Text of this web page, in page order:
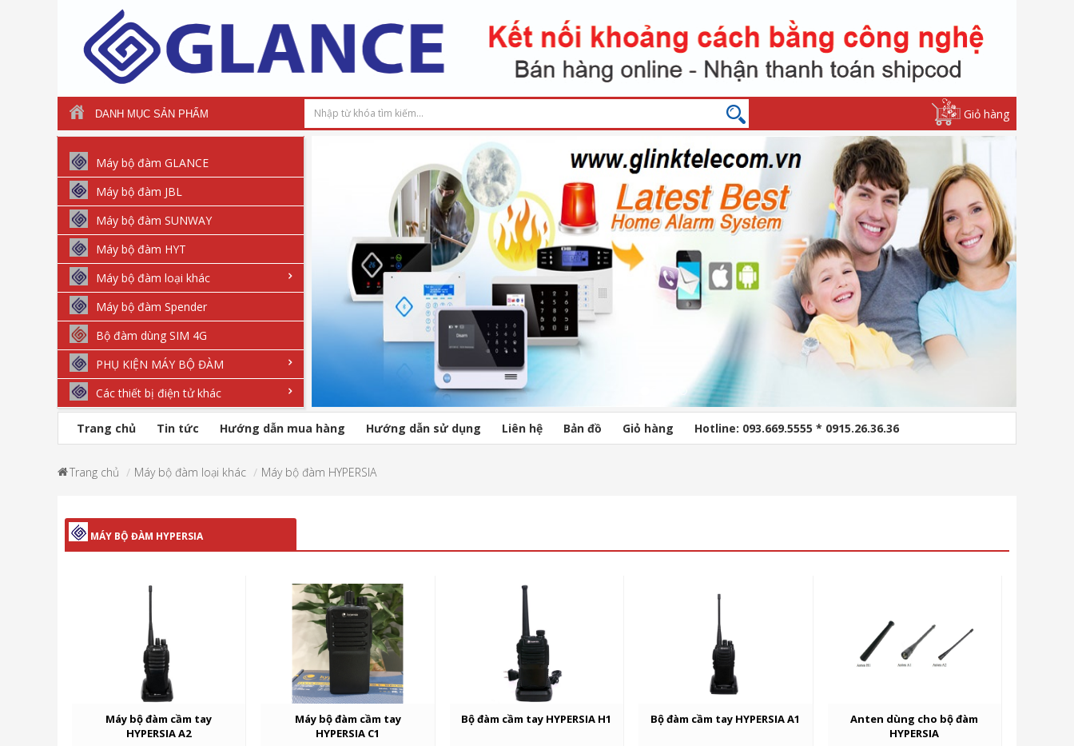
DANH MỤC SẢN PHẨM Giỏ hàng
Máy bộ đàm GLANCE
Máy bộ đàm JBL
Máy bộ đàm SUNWAY
Máy bộ đàm HYT
Máy bộ đàm loại khác
Máy bộ đàm Spender
Bộ đàm dùng SIM 4G
PHỤ KIỆN MÁY BỘ ĐÀM
Các thiết bị điện tử khác
Trang chủ Tin tức Hướng dẫn mua hàng Hướng dẫn sử dụng Liên hệ Bản đồ Giỏ hàng Hotline: 093.669.5555 * 0915.26.36.36
Trang chủ Máy bộ đàm loại khác Máy bộ đàm HYPERSIA
MÁY BỘ ĐÀM HYPERSIA
Máy bộ đàm cầm tay
HYPERSIA A2
Máy bộ đàm cầm tay
HYPERSIA C1
Bộ đàm cầm tay HYPERSIA H1 Bộ đàm cầm tay HYPERSIA A1
Anten dùng cho bộ đàm
HYPERSIA